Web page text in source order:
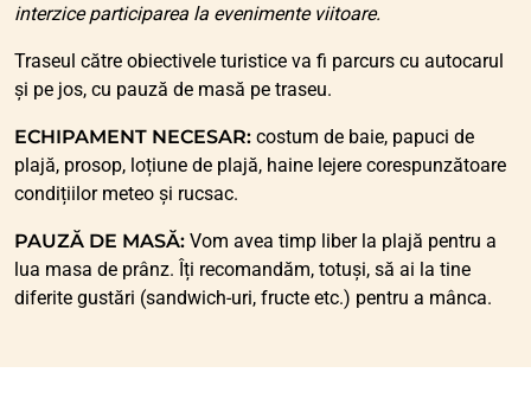
interzice participarea la evenimente viitoare.
Traseul către obiectivele turistice va fi parcurs cu autocarul
și pe jos, cu pauză de masă pe traseu.
ECHIPAMENT NECESAR: costum de baie, papuci de
plajă, prosop, loțiune de plajă, haine lejere corespunzătoare
condițiilor meteo și rucsac.
PAUZĂ DE MASĂ: Vom avea timp liber la plajă pentru a
lua masa de prânz. Îți recomandăm, totuși, să ai la tine
diferite gustări (sandwich-uri, fructe etc.) pentru a mânca.